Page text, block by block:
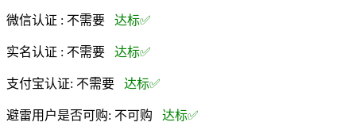
微信认证 : 不需要 达标✅
实名认证 : 不需要 达标✅
支付宝认证: 不需要 达标✅
避雷用户是否可购: 不可购 达标✅